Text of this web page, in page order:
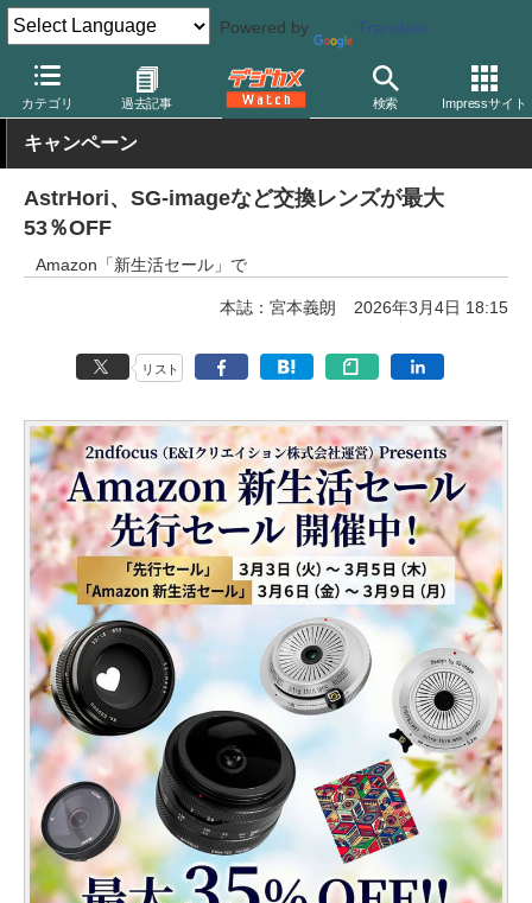
Powered by Translate
カテゴリ 過去記事 検索 Impressサイト
デジカメ Watch レンズ 交換レンズ
キャンペーン
AstrHori、SG-imageなど交換レンズが最大
53％OFF
Amazon「新生活セール」で
本誌：宮本義朗 2026年3月4日 18:15
リスト